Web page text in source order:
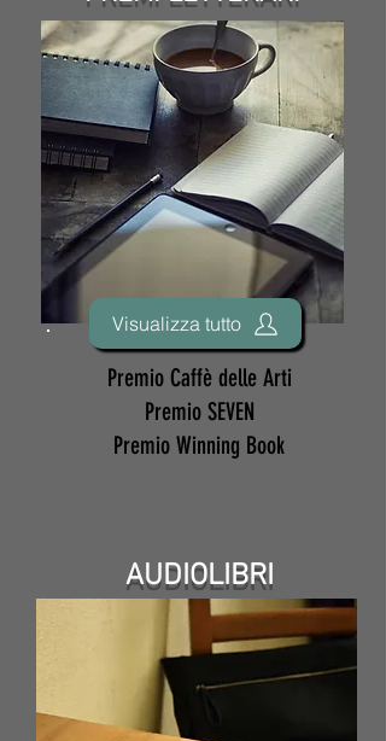
Visualizza tutto
Premio Caffè delle Arti
Premio SEVEN
Premio Winning Book
AUDIOLIBRI